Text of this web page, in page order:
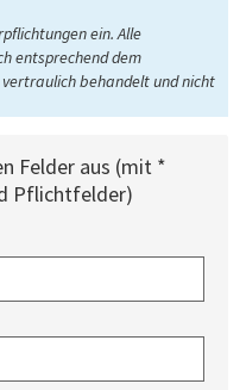
ein. Alle
entsprechend dem
behandelt und nicht
Felder aus (mit *
Pflichtfelder)